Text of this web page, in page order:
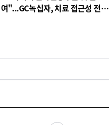
여"...GC녹십자, 치료 접근성 전환